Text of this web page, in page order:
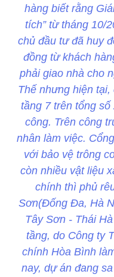
hàng biết rằng
tích” từ tháng 10/
chủ đầu tư đã huy
đồng từ khách
phải giao nhà cho
Thế nhưng hiện
tầng 7 trên tổng
công. Trên công
nhân làm việc.
với bảo vệ trông
còn nhiều vật liệu
chính thì phủ
Sơn(Đống Đa, Hà
Tây Sơn - Thái
tầng, do Công ty
chính Hòa Bình
nay, dự án đang